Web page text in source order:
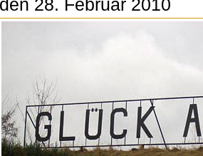
28. Februar 2010